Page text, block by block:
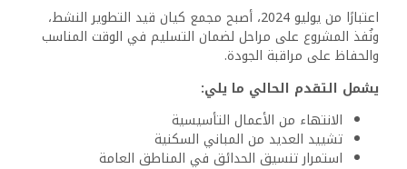
أنواع الوحدات
يوفر مجمع كيان مجموعة متنوعة من أنواع الوحدات لتلبية
الاحتياجات المختلفة، وتتوفر الشقق بأحجام وتخطيطات مختلفة،